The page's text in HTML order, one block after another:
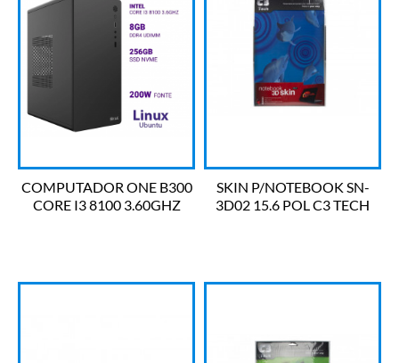
COMPUTADOR ONE B300
CORE I3 8100 3.60GHZ
SKIN P/NOTEBOOK SN-
3D02 15.6 POL C3 TECH